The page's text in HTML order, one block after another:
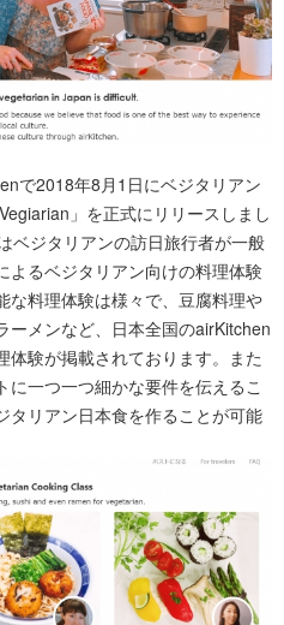
で2018年8月1日にベジタリアン
」を正式にリリースしまし
ベジタリアンの訪日旅行者が一般
よるベジタリアン向けの料理体験
な料理体験は様々で、豆腐料理や
ーメンなど、日本全国のairKitchen
験が掲載されております。また
一つ一つ細かな要件を伝えるこ
タリアン日本食を作ることが可能